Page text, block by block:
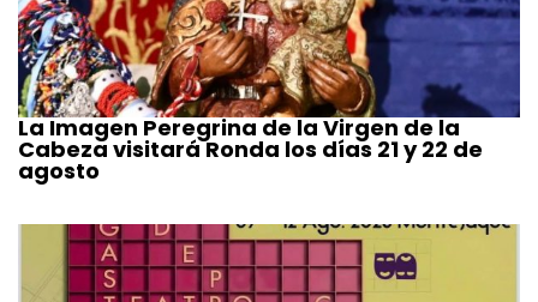
La Imagen Peregrina de la Virgen de la
Cabeza visitará Ronda los días 21 y 22 de
agosto